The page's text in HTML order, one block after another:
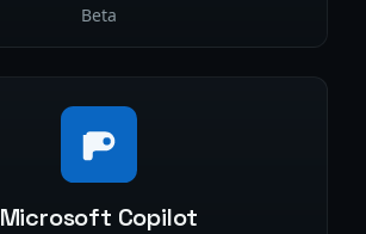
Beta
Microsoft Copilot